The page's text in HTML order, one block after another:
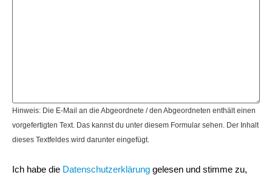
Hinweis: Die E-Mail an die Abgeordnete / den Abgeordneten enthält einen
vorgefertigten Text. Das kannst du unter diesem Formular sehen. Der Inhalt
dieses Textfeldes wird darunter eingefügt.
Ich habe die Datenschutzerklärung gelesen und stimme zu,